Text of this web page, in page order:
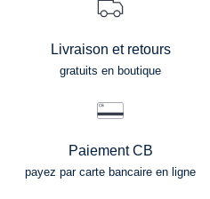
Livraison et retours
gratuits en boutique
Paiement CB
payez par carte bancaire en ligne